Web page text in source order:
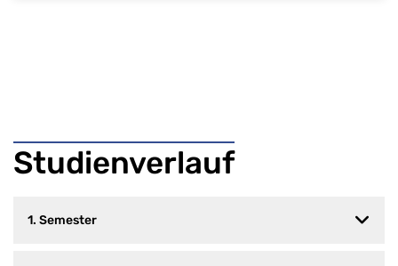
Studienverlauf
1. Semester